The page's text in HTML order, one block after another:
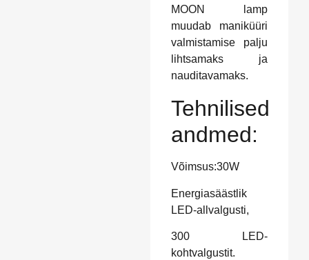
MOON lamp
muudab maniküüri
valmistamise palju
lihtsamaks ja
nauditavamaks.
Tehnilised
andmed:
Võimsus:30W
Energiasäästlik
LED-allvalgusti,
300 LED-
kohtvalgustit.